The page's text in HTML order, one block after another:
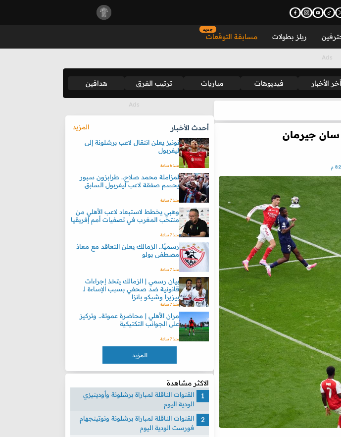
ريلز بطولات مسابقة التوقعات
جديد
أخر الأخبار فيديوهات مباريات ترتيب الفرق هدافين
جيرمان
أحدث الأخبار
المزيد
نونيز يعلن انتقال لاعب برشلونة إلى
ليفربول
منذ 6 ساعة
لمزاملة محمد صلاح.. طرابزون سبور
يحسم صفقة لاعب ليفربول السابق
منذ 7 ساعة
وهبي يخطط لاستبعاد لاعب الأهلي من
منتخب المغرب في تصفيات أمم إفريقيا
منذ 7 ساعة
رسميًا.. الزمالك يعلن التعاقد مع معاذ
مصطفى بولو
منذ 7 ساعة
بيان رسمي | الزمالك يتخذ إجراءات
قانونية ضد صحفي بسبب الإساءة لـ
بيزيرا وشيكو بانزا
منذ 7 ساعة
مران الأهلي | محاضرة عموتة.. وتركيز
على الجوانب التكتيكية
منذ 7 ساعة
المزيد
الاكثر مشاهدة
القنوات الناقلة لمباراة برشلونة وأودينيزي
الودية اليوم
القنوات الناقلة لمباراة برشلونة ونوتينجهام
فورست الودية اليوم